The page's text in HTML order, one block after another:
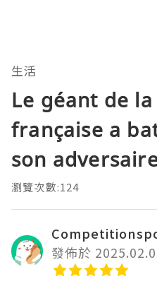
生活
Le géant de
française a
son
瀏覽次數:124
發佈於